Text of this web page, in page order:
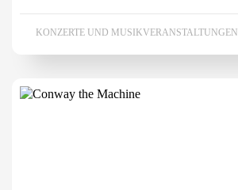
KONZERTE UND MUSIKVERANSTALTUNGEN